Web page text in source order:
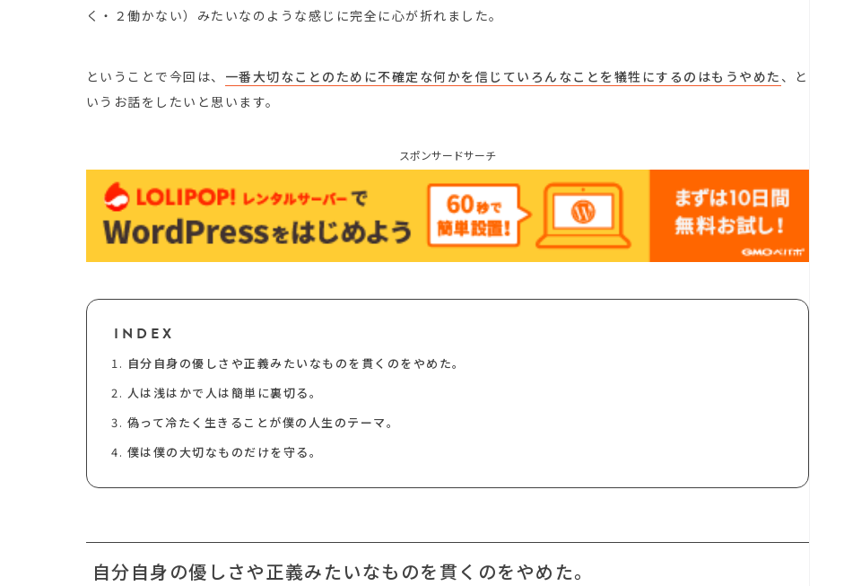
く・２働かない）みたいなのような感じに完全に心が折れました。
ということで今回は、 一番大切なことのために不確定な何かを信じていろんなことを犠牲にするのはもうやめた 、と
いうお話をしたいと思います。
スポンサードサーチ
INDEX
自分自身の優しさや正義みたいなものを貫くのをやめた。
人は浅はかで人は簡単に裏切る。
偽って冷たく生きることが僕の人生のテーマ。
僕は僕の大切なものだけを守る。
自分自身の優しさや正義みたいなものを貫くのをやめた。